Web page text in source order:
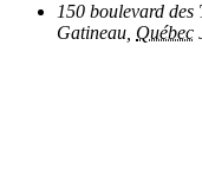
150 boulevard des
Gatineau Québec